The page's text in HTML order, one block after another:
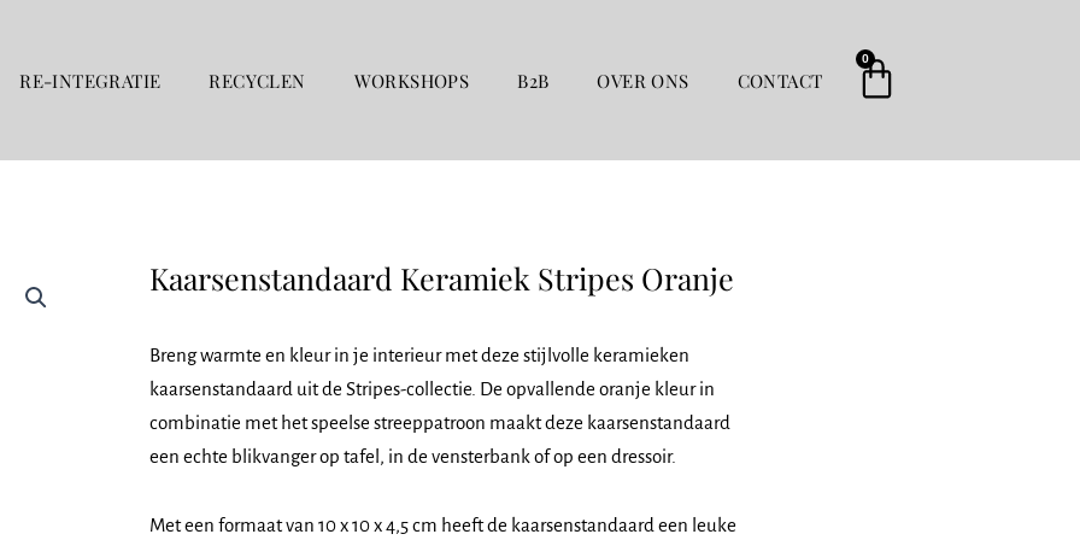
RE-INTEGRATIE RECYCLEN WORKSHOPS B2B OVER ONS CONTACT
0
Kaarsenstandaard Keramiek Stripes Oranje
Breng warmte en kleur in je interieur met deze stijlvolle keramieken
kaarsenstandaard uit de Stripes-collectie. De opvallende oranje kleur in
combinatie met het speelse streeppatroon maakt deze kaarsenstandaard
een echte blikvanger op tafel, in de vensterbank of op een dressoir.
Met een formaat van 10 x 10 x 4,5 cm heeft de kaarsenstandaard een leuke